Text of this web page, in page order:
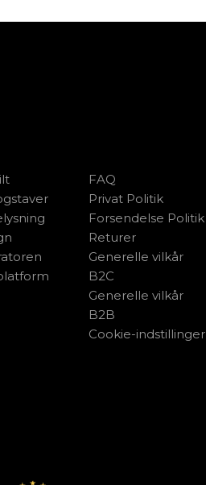
FAQ
Privat Politik
Forsendelse Politik
Returer
Generelle vilkår
B2C
Generelle vilkår
B2B
Cookie-indstillinger